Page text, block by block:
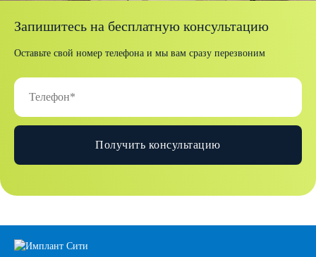
Запишитесь на бесплатную консультацию
Оставьте свой номер телефона и мы вам сразу перезвоним
Получить консультацию